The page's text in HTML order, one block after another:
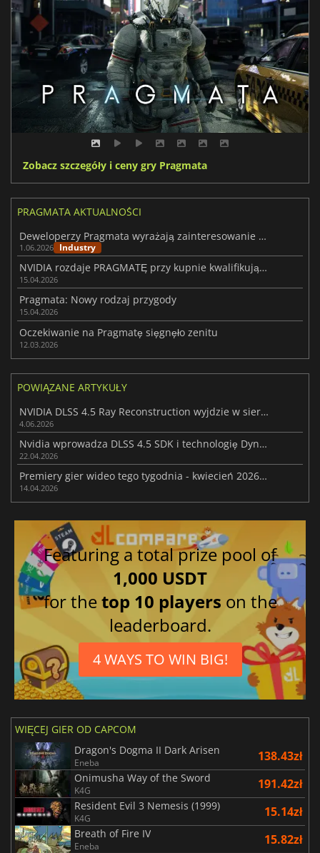
Zobacz szczegóły i ceny gry Pragmata
PRAGMATA AKTUALNOŚCI
Deweloperzy Pragmata wyrażają zainteresowanie stworzeniem sequela
1.06.2026 Industry
NVIDIA rozdaje PRAGMATĘ przy kupnie kwalifikującej się karty z serii RTX 50
15.04.2026
Pragmata: Nowy rodzaj przygody
15.04.2026
Oczekiwanie na Pragmatę sięgnęło zenitu
12.03.2026
POWIĄZANE ARTYKUŁY
NVIDIA DLSS 4.5 Ray Reconstruction wyjdzie w sierpniu, obsługując 27 gier
4.06.2026
Nvidia wprowadza DLSS 4.5 SDK i technologię Dynamic Multi Frame Generation
22.04.2026
Premiery gier wideo tego tygodnia - kwiecień 2026 (tydzień 16)
14.04.2026
Featuring a total prize pool of
1,000 USDT
for thetop 10 players on the
leaderboard.
4 WAYS TO WIN BIG!
WIĘCEJ GIER OD CAPCOM
Dragon's Dogma II Dark Arisen
Eneba 138.43zł
Onimusha Way of the Sword
K4G 191.42zł
Resident Evil 3 Nemesis (1999)
K4G 15.14zł
Breath of Fire IV
Eneba 15.82zł